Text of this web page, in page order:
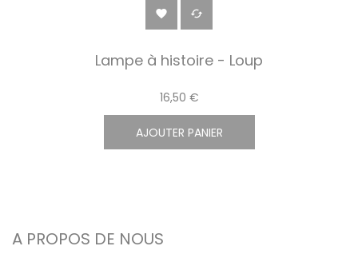
 
Lampe à histoire - Loup
16,50 €
AJOUTER PANIER
A PROPOS DE NOUS